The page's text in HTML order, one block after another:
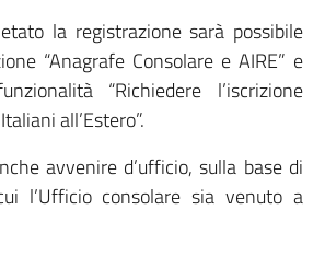
la registrazione sarà possibile
“Anagrafe Consolare e AIRE” e
“Richiedere l’iscrizione
all’Estero”.
avvenire d’ufficio, sulla base di
l’Ufficio consolare sia venuto a